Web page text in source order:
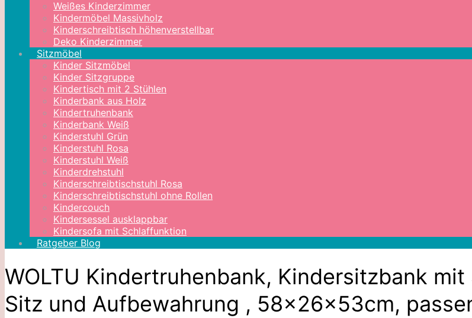
Weißes Kinderzimmer
Kindermöbel Massivholz
Kinderschreibtisch höhenverstellbar
Deko Kinderzimmer
Sitzmöbel
Kinder Sitzmöbel
Kinder Sitzgruppe
Kindertisch mit 2 Stühlen
Kinderbank aus Holz
Kindertruhenbank
Kinderbank Weiß
Kinderstuhl Grün
Kinderstuhl Rosa
Kinderstuhl Weiß
Kinderdrehstuhl
Kinderschreibtischstuhl Rosa
Kinderschreibtischstuhl ohne Rollen
Kindercouch
Kindersessel ausklappbar
Kindersofa mit Schlaffunktion
Ratgeber Blog
WOLTU Kindertruhenbank, Kindersitzbank
Sitz und Aufbewahrung , 58x26x53cm,